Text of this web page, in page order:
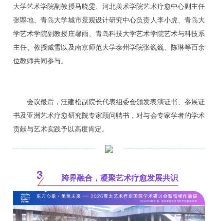
大学艺术学院副教授马晓雯、河北美术学院艺术疗愈中心副主任
张曌地、青岛大学城市景观设计研究中心负责人李小虎、青岛大
学艺术学院副教授庄馨雨、青岛科技大学艺术学院艺术与科技系
主任、教授臧雪以及南京师范大学泰州学院张巍巍、陈琳等百余
位教师共同参与。
会议最后，汪建松副院长代表组委会颁发表演证书、参展证
书及亚洲艺术疗愈研究院专家顾问聘书，对与会专家学者的学术
贡献与艺术实践予以高度肯定。
3 跨界融合，凝聚艺术疗愈发展共识